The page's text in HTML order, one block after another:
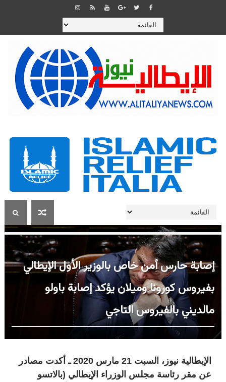
إصابة حارس أمن خاص بالوزير الأول الإيطالي
بفيروس كورونا وميلان يؤكد إصابة باولو
مالديني بالفيروس التاجي
الإيطالية نيوز، السبت 21 مارس 2020 ـ أكدت مصادر
عن مقر رئاسة مجلس الوزراء الإيطالي (بالاتسو